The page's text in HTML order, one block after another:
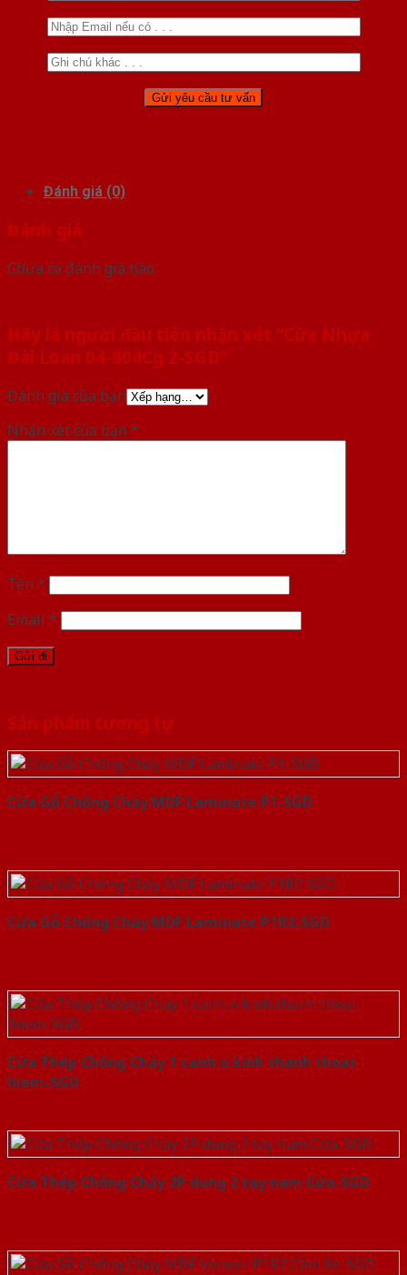
Đánh giá (0)
Đánh giá
Chưa có đánh giá nào.
Hãy là người đầu tiên nhận xét “Cửa Nhựa
Đài Loan 04-804Cg 2-SGD”
Đánh giá của bạn
Nhận xét của bạn *
Tên *
Email *
Sản phẩm tương tự
Cửa Gỗ Chống Cháy MDF Laminate P1-SGD
Cửa Gỗ Chống Cháy MDF Laminate P1R2-SGD
Cửa Thép Chống Cháy 1 canh o kinh thanh thoat
hiem-SGD
Cửa Thép Chống Cháy 2P dung 2 tay nam Cửa-SGD